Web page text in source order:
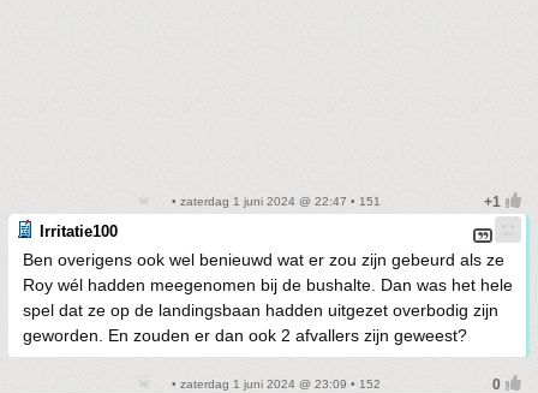
• zaterdag 1 juni 2024 @ 22:47 • 151
Irritatie100
Ben overigens ook wel benieuwd wat er zou zijn gebeurd als ze
Roy wél hadden meegenomen bij de bushalte. Dan was het hele
spel dat ze op de landingsbaan hadden uitgezet overbodig zijn
geworden. En zouden er dan ook 2 afvallers zijn geweest?
• zaterdag 1 juni 2024 @ 23:09 • 152